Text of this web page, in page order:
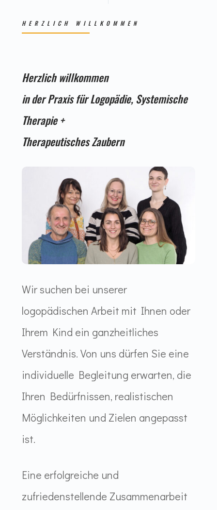
HERZLICH WILLKOMMEN
Herzlich willkommen
in der Praxis für Logopädie, Systemische
Therapie +
Therapeutisches Zaubern
Wir suchen bei unserer
logopädischen Arbeit mit Ihnen oder
Ihrem Kind ein ganzheitliches
Verständnis. Von uns dürfen Sie eine
individuelle Begleitung erwarten, die
Ihren Bedürfnissen, realistischen
Möglichkeiten und Zielen angepasst
ist.
Eine erfolgreiche und
zufriedenstellende Zusammenarbeit